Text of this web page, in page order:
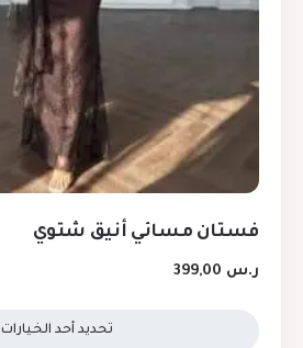
فستان مسائي أنيق شتوي
ر.س
تحديد أحد الخيارات